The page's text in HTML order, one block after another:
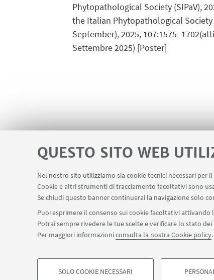
QUESTO SITO WEB
Nel nostro sito utilizziamo sia cookie tecnici necessari
Cookie e altri strumenti di tracciamento facoltativi sono
Se chiudi questo banner continuerai la navigazione solo
Puoi esprimere il consenso sui cookie facoltativi
Potrai sempre rivedere le tue scelte e verificare lo stato
Per maggiori informazioniconsulta la nostra Cookie policy.
SOLO COOKIE NECESSARI
Phytopathological Society (SIPaV),
the Italian Phytopathological Society
September), 2025,
Settembre 2025) [Poster]
LINK UTILI Area riservata Salute e sicurezza
SEGUI IL DIPARTIMENTO SU:
©Copyright 2026 - ALMA MATER STUDIORUM - Università
Note legali Informazioni sul sito e accessibilità